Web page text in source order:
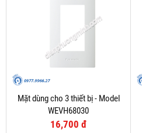
Mặt dùng cho 3 thiết bị - Model
WEVH68030
16,700 đ